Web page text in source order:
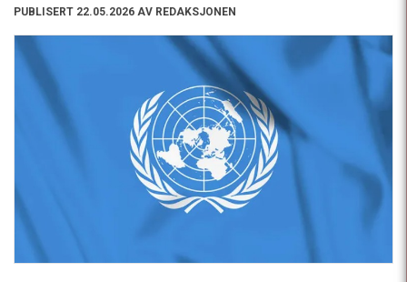
PUBLISERT 22.05.2026 AV REDAKSJONEN